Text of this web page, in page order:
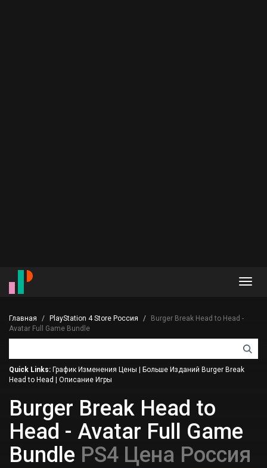
Главная PlayStation 4 Store Россия
Burger Break Head to Head -
Avatar Full Game Bundle
Quick Links: График Изменения Цены
Больше Изданий Burger Break
Head to Head
Описание Игры
Burger Break Head to
Head - Avatar Full Game
Bundle PS4 Цена Россия